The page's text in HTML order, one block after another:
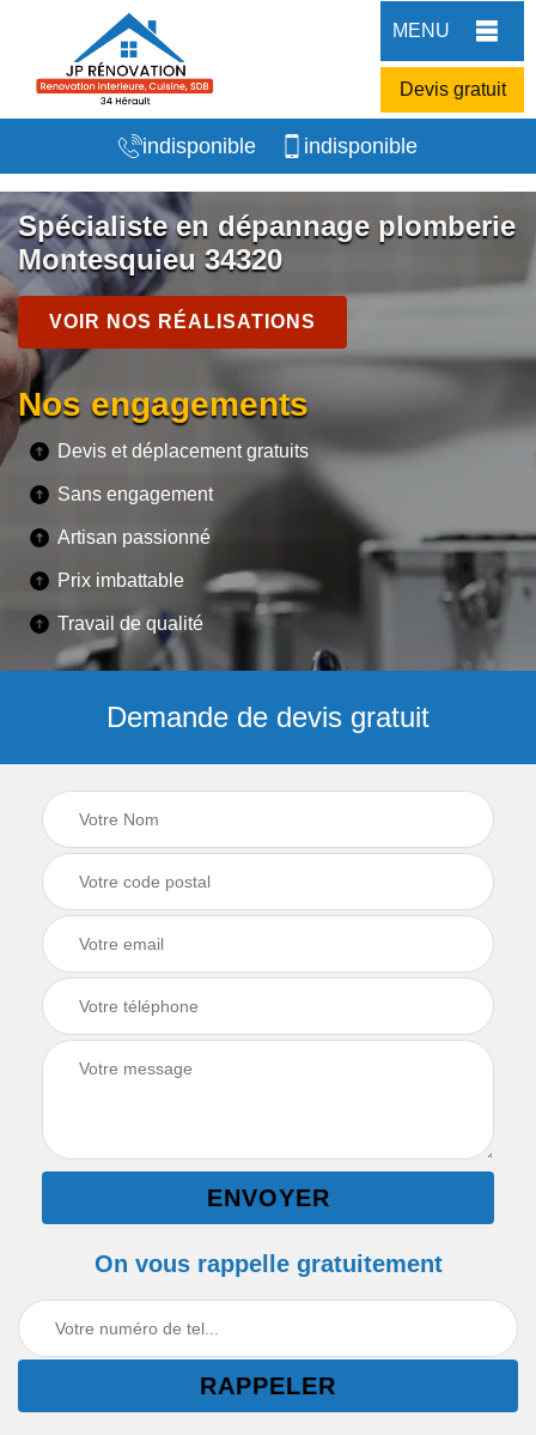
MENU
Devis gratuit
indisponible indisponible
Spécialiste en dépannage plomberie
Montesquieu 34320
VOIR NOS RÉALISATIONS
Nos engagements
Devis et déplacement gratuits
Sans engagement
Artisan passionné
Prix imbattable
Travail de qualité
Demande de devis gratuit
On vous rappelle gratuitement